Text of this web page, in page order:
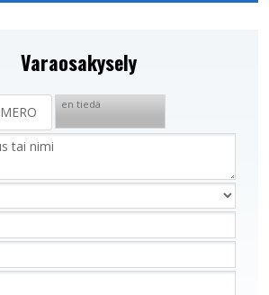
Varaosakysely
en tiedä